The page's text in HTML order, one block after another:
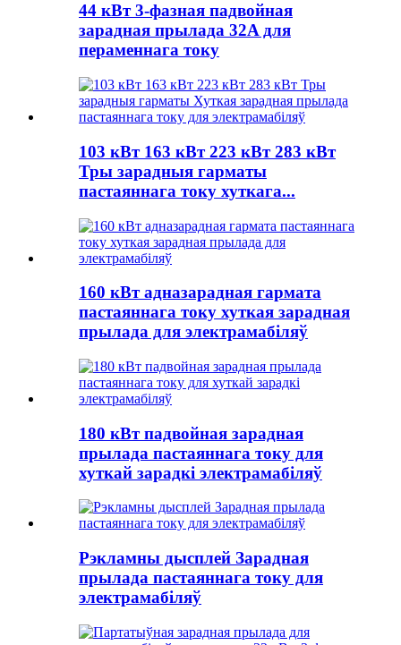
44 кВт 3-фазная падвойная
зарадная прылада 32A для
пераменнага току
103 кВт 163 кВт 223 кВт 283 кВт
Тры зарадныя гарматы
пастаяннага току хуткага...
160 кВт адназарадная гармата
пастаяннага току хуткая зарадная
прылада для электрамабіляў
180 кВт падвойная зарадная
прылада пастаяннага току для
хуткай зарадкі электрамабіляў
Рэкламны дысплей Зарадная
прылада пастаяннага току для
электрамабіляў